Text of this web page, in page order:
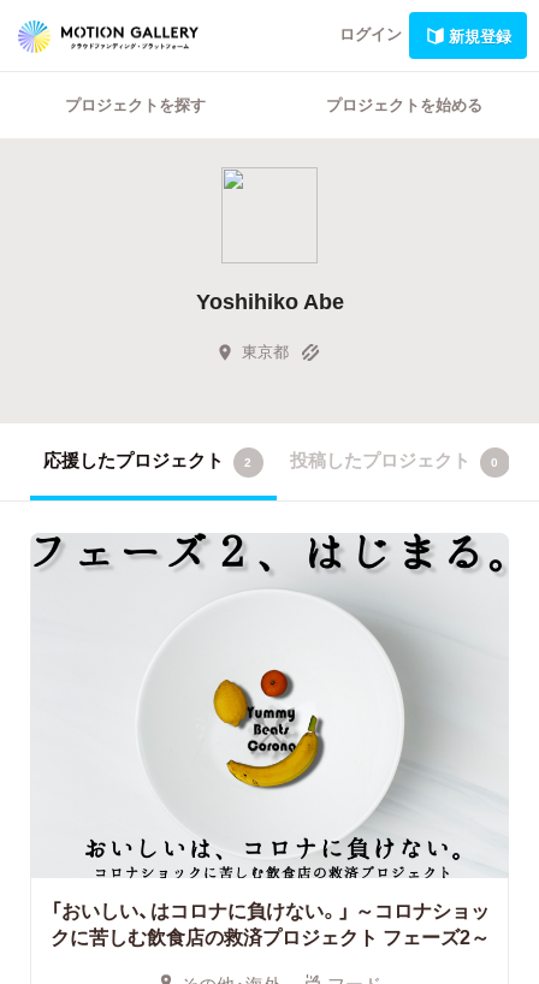
ログイン 新規登録
プロジェクトを探す プロジェクトを始める
Yoshihiko Abe
東京都
応援したプロジェクト 2 投稿したプロジェクト 0
「おいしい、はコロナに負けない。」 ～コロナショッ
クに苦しむ飲食店の救済プロジェクト フェーズ2～